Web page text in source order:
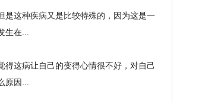
是这种疾病又是比较特殊的，因为这是一
在...
这病让自己的变得心情很不好，对自己
因...